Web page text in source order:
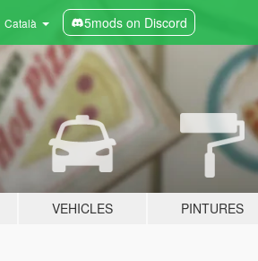
Català 5mods on Discord
VEHICLES PINTURES